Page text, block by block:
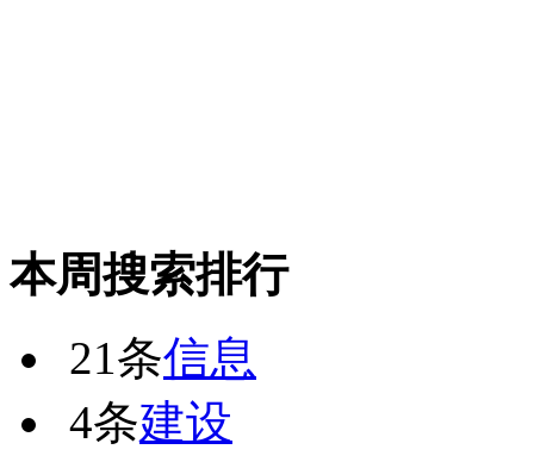
本周搜索排行
21条信息
4条建设